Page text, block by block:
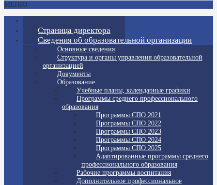
МЕНЮ
Страница директора
Сведения об образовательной организации
Основные сведения
Структура и органы управления образовательной
организацией
Документы
Образование
Учебные планы, календарные графики
Программы среднего профессионального
образования
Программы СПО 2021
Программы СПО 2022
Программы СПО 2023
Программы СПО 2024
Программы СПО 2025
Адаптированные программы среднего
профессионального образования
Рабочие программы воспитания
Дополнительное профессиональное